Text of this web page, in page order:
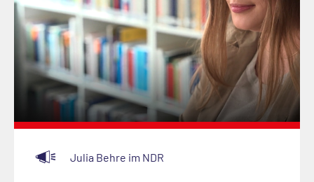
Julia Behre im NDR